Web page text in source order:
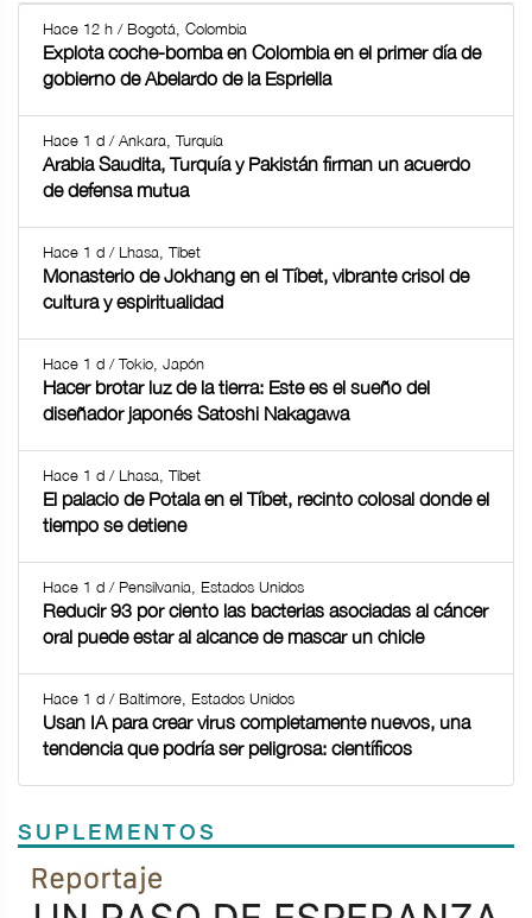
Hace 12 h / Bogotá, Colombia
Explota coche-bomba en Colombia en el primer día de
gobierno de Abelardo de la Espriella
Hace 1 d / Ankara, Turquía
Arabia Saudita, Turquía y Pakistán firman un acuerdo
de defensa mutua
Hace 1 d / Lhasa, Tíbet
Monasterio de Jokhang en el Tíbet, vibrante crisol de
cultura y espiritualidad
Hace 1 d / Tokio, Japón
Hacer brotar luz de la tierra: Este es el sueño del
diseñador japonés Satoshi Nakagawa
Hace 1 d / Lhasa, Tíbet
El palacio de Potala en el Tíbet, recinto colosal donde el
tiempo se detiene
Hace 1 d / Pensilvania, Estados Unidos
Reducir 93 por ciento las bacterias asociadas al cáncer
oral puede estar al alcance de mascar un chicle
Hace 1 d / Baltimore, Estados Unidos
Usan IA para crear virus completamente nuevos, una
tendencia que podría ser peligrosa: científicos
SUPLEMENTOS